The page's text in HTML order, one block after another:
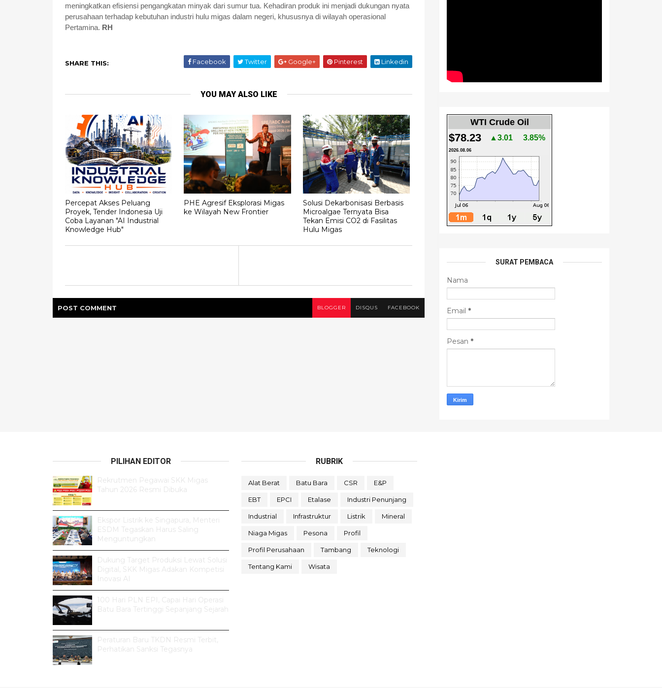
meningkatkan efisiensi pengangkatan minyak dari sumur tua. Kehadiran produk ini menjadi dukungan nyata
perusahaan terhadap kebutuhan industri hulu migas dalam negeri, khususnya di wilayah operasional
Pertamina. RH
SHARE THIS: Facebook Twitter Google+ Pinterest Linkedin
YOU MAY ALSO LIKE
Percepat Akses Peluang
Proyek, Tender Indonesia Uji
Coba Layanan "AI Industrial
Knowledge Hub"
PHE Agresif Eksplorasi Migas
ke Wilayah New Frontier
Solusi Dekarbonisasi Berbasis
Microalgae Ternyata Bisa
Tekan Emisi CO2 di Fasilitas
Hulu Migas
POST COMMENT BLOGGER DISQUS FACEBOOK
WTI Crude Oil
$78.23 ▲3.01 3.85%
2026.08.06
SURAT PEMBACA
Nama
Email *
Pesan *
PILIHAN EDITOR
Rekrutmen Pegawai SKK Migas
Tahun 2026 Resmi Dibuka
Ekspor Listrik ke Singapura, Menteri
ESDM Tegaskan Harus Saling
Menguntungkan
Dukung Target Produksi Lewat Solusi
Digital, SKK Migas Adakan Kompetisi
Inovasi AI
100 Hari PLN EPI, Capai Hari Operasi
Batu Bara Tertinggi Sepanjang Sejarah
Peraturan Baru TKDN Resmi Terbit,
Perhatikan Sanksi Tegasnya
RUBRIK
Alat Berat Batu Bara CSR E&P
EBT EPCI Etalase Industri Penunjang
Industrial Infrastruktur Listrik Mineral
Niaga Migas Pesona Profil
Profil Perusahaan Tambang Teknologi
Tentang Kami Wisata